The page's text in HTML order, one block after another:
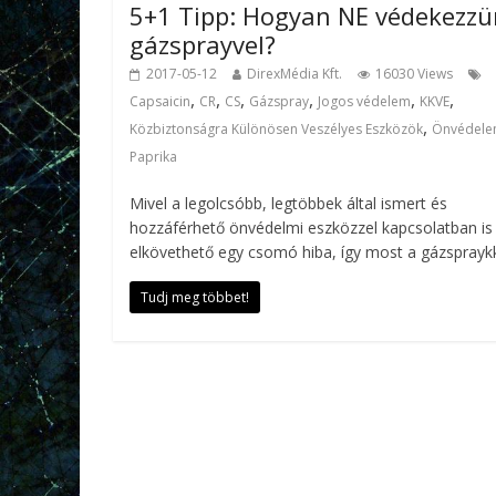
5+1 Tipp: Hogyan NE
gázsprayvel?
2017-05-12 DirexMédia Kft.
16030 Views
Capsaicin, CR, CS, Gázspray, Jogos védelem, KKVE,
Közbiztonságra Különösen Veszélyes Eszközök,
Paprika
Mivel a legolcsóbb, legtöbbek által ismert és
hozzáférhető önvédelmi eszközzel kapcsolatban is
elkövethető egy csomó hiba, így most a
Tudj meg többet!